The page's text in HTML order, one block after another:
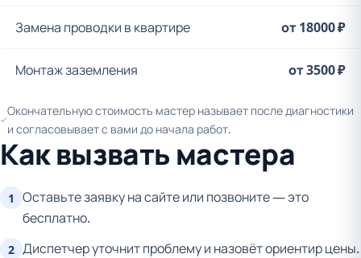
Замена проводки в квартире от 18000 ₽
Монтаж заземления от 3500 ₽
Окончательную стоимость мастер называет после диагностики
и согласовывает с вами до начала работ.
Как вызвать мастера
1
Оставьте заявку на сайте или позвоните — это
бесплатно.
2 Диспетчер уточнит проблему и назовёт ориентир цены.